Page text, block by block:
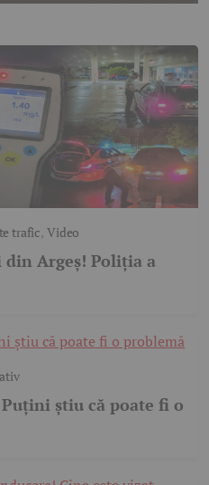
trafic,Video
Argeș! Poliția a
știu că poate fi o